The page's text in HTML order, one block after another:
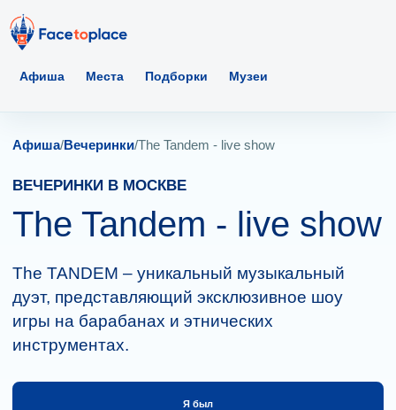
Афиша Места Подборки Музеи
Афиша/Вечеринки/The Tandem - live show
ВЕЧЕРИНКИ В МОСКВЕ
The Tandem - live show
The TANDEM – уникальный музыкальный
дуэт, представляющий эксклюзивное шоу
игры на барабанах и этнических
инструментах.
Я был